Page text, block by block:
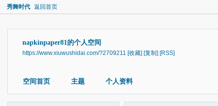
秀舞时代 返回首页
napkinpaper81的个人空间
https://www.xiuwushidai.com/?2709211 [收藏] [复制] [RSS]
空间首页 主题 个人资料